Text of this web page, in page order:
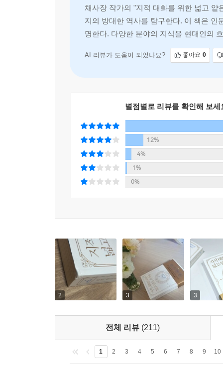
서로 다른 동양의 사상, 철학, 종교와 서양의 사
무엇보다 그 속에서 인류가 지금껏 매달려온 하
지식의 시작’부터 다루는 이 책을 통과하며 비로소
채사장 작가의 "지적 대화를 위한 넓고
지의 방대한 역사를 탐구한다. 이 책은 인
명한다. 다양한 분야의 지식을 현대인의
AI 리뷰가 도움이 되었나요? 좋아요 0
별점별로 리뷰를 확인해 보세
12%
4%
1%
0%
2 3 3
전체 리뷰 (211)
1 2 3 4 5 6 7 8 9 10